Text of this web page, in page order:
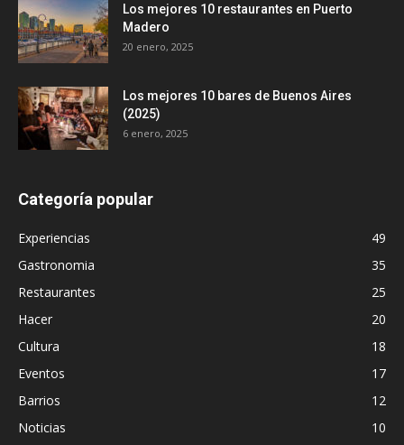
Los mejores 10 restaurantes en Puerto
Madero
20 enero, 2025
Los mejores 10 bares de Buenos Aires
(2025)
6 enero, 2025
Categoría popular
Experiencias
49
Gastronomia
35
Restaurantes
25
Hacer
20
Cultura
18
Eventos
17
Barrios
12
Noticias
10